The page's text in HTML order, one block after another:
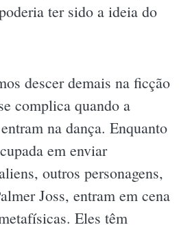
ter sido a ideia do
descer demais na ficção
complica quando a
na dança. Enquanto
em enviar
outros personagens,
Joss, entram em cena
Eles têm